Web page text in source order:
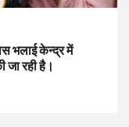
भलाई केन्द्र में
जा रही है।